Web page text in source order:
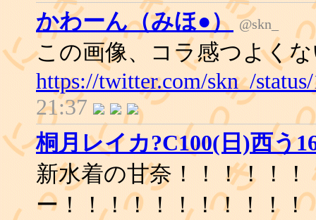
かわーん（みほ●） @skn_
この画像、コラ感つよく
https://twitter.com/skn_/
21:37
桐月レイカ?C100(日)西う
新水着の甘奈！！！！！
ー！！！！！！！！！！！